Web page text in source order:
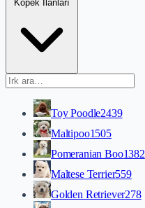
Köpek İlanları
Toy Poodle2439
Maltipoo1505
Pomeranian Boo1382
Maltese Terrier559
Golden Retriever278